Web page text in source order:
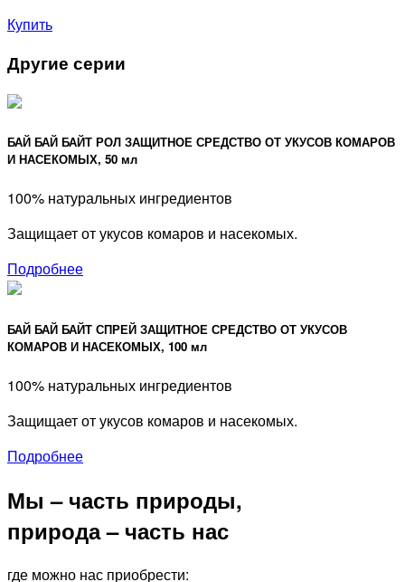
Купить
Другие серии
БАЙ БАЙ БАЙТ РОЛ ЗАЩИТНОЕ СРЕДСТВО ОТ УКУСОВ КОМАРОВ
И НАСЕКОМЫХ, 50 мл
100% натуральных ингредиентов
Защищает от укусов комаров и насекомых.
Подробнее
БАЙ БАЙ БАЙТ СПРЕЙ ЗАЩИТНОЕ СРЕДСТВО ОТ УКУСОВ
КОМАРОВ И НАСЕКОМЫХ, 100 мл
100% натуральных ингредиентов
Защищает от укусов комаров и насекомых.
Подробнее
Мы – часть природы,
природа – часть нас
где можно нас приобрести: